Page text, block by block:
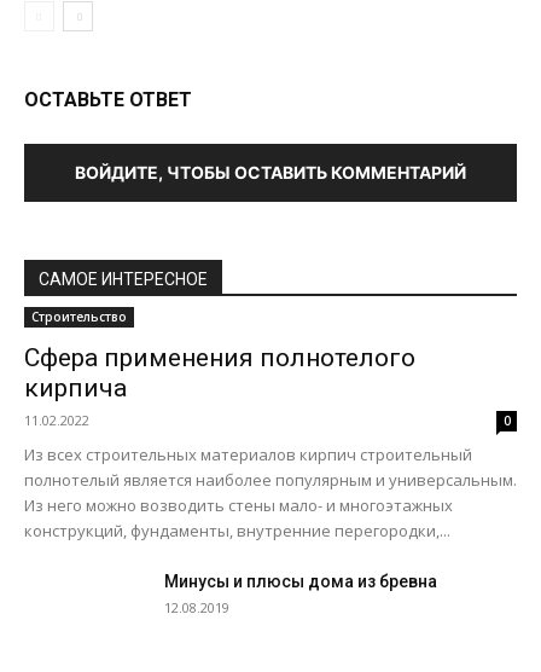
ОСТАВЬТЕ ОТВЕТ
ВОЙДИТЕ, ЧТОБЫ ОСТАВИТЬ КОММЕНТАРИЙ
САМОЕ ИНТЕРЕСНОЕ
Строительство
Сфера применения полнотелого
кирпича
11.02.2022 0
Из всех строительных материалов кирпич строительный
полнотелый является наиболее популярным и универсальным.
Из него можно возводить стены мало- и многоэтажных
конструкций, фундаменты, внутренние перегородки,...
Минусы и плюсы дома из бревна
12.08.2019